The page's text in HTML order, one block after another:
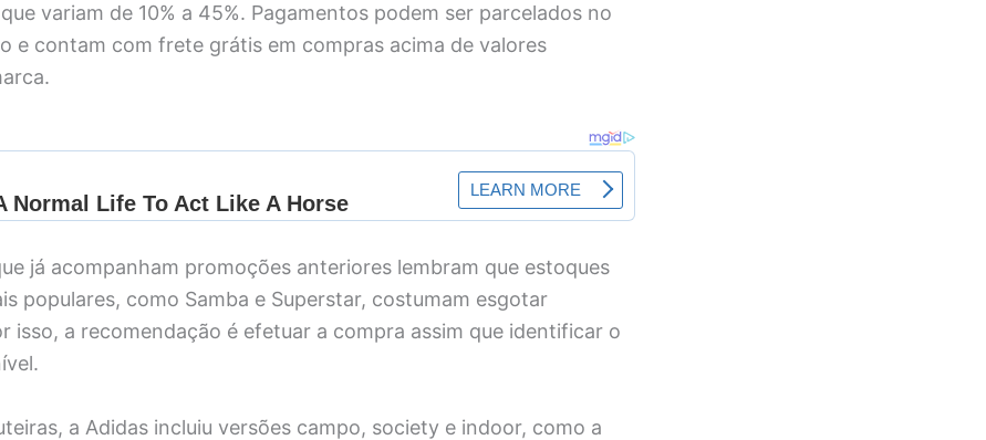
variam de 10% a 45%. Pagamentos podem ser parcelados no
e contam com frete grátis em compras acima de valores
já acompanham promoções anteriores lembram que estoques
populares, como Samba e Superstar, costumam esgotar
isso, a recomendação é efetuar a compra assim que identificar o
a Adidas incluiu versões campo, society e indoor, como a